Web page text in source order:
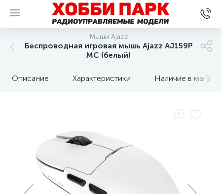
Мыши Ajazz
Беспроводная игровая мышь Ajazz AJ159P
MC (белый)
Описание Характеристики Наличие в